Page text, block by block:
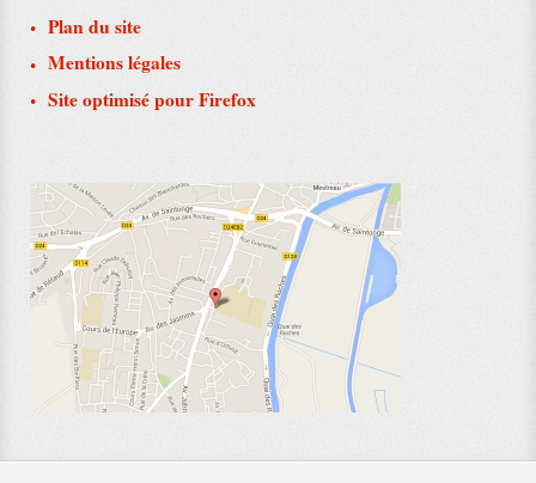
Plan du site
Mentions légales
Site optimisé pour Firefox